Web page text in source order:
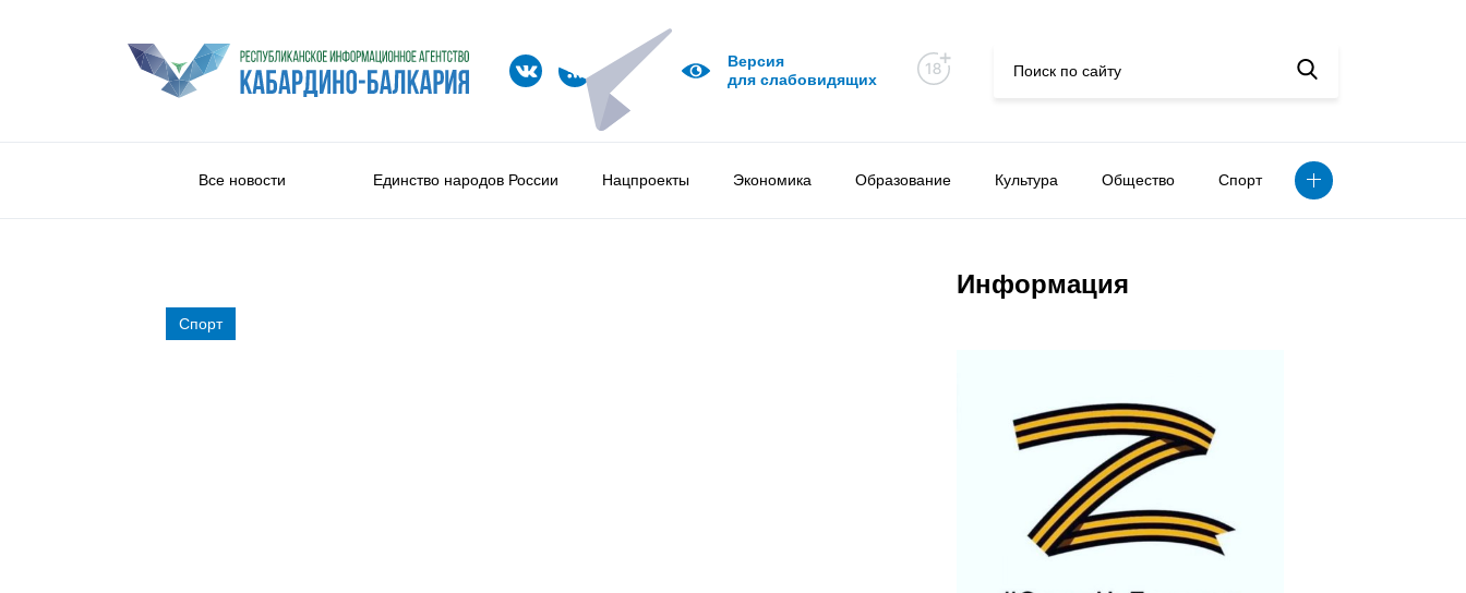
Версия
для слабовидящих
Все новости Единство народов России Нацпроекты Экономика Образование Культура Общество Спорт
Спорт
Информация